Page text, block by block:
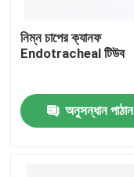
নিম্ন চাপের ক্যানফ
Endotracheal টিউব
অনুসন্ধান পাঠান